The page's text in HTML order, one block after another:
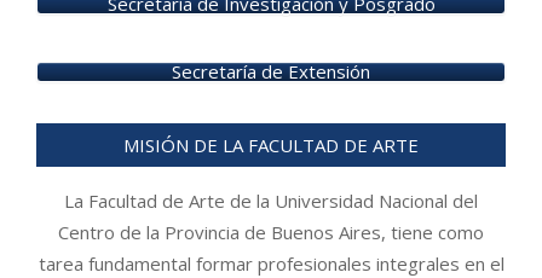
Secretaría de Extensión
MISIÓN DE LA FACULTAD DE ARTE
La Facultad de Arte de la Universidad Nacional del
Centro de la Provincia de Buenos Aires, tiene como
tarea fundamental formar profesionales integrales en el